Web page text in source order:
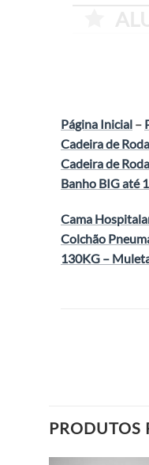
Página Inicial –
Cadeira de
Cadeira de
Banho BIG até
Cama
Colchão
130KG –
PRODUTOS